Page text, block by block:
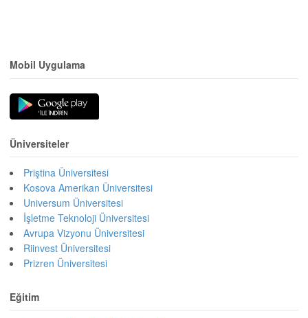
Mobil Uygulama
Üniversiteler
Priştina Üniversitesi
Kosova Amerikan Üniversitesi
Universum Üniversitesi
İşletme Teknoloji Üniversitesi
Avrupa Vizyonu Üniversitesi
Riinvest Üniversitesi
Prizren Üniversitesi
Eğitim